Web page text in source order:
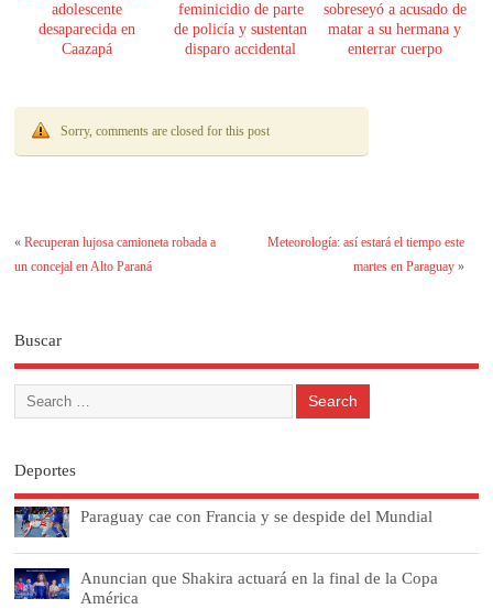
adolescente
desaparecida en
Caazapá
feminicidio de parte
de policía y sustentan
disparo accidental
sobreseyó a acusado de
matar a su hermana y
enterrar cuerpo
Sorry, comments are closed for this post
«Recuperan lujosa camioneta robada a
un concejal en Alto Paraná
Meteorología: así estará el tiempo este
martes en Paraguay»
Buscar
Deportes
Paraguay cae con Francia y se despide del Mundial
Anuncian que Shakira actuará en la final de la Copa
América